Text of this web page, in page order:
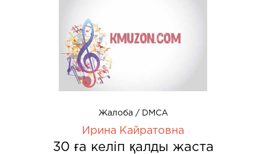
Жалоба / DMCA
Ирина Кайратовна
30 ға келіп қалды жаста